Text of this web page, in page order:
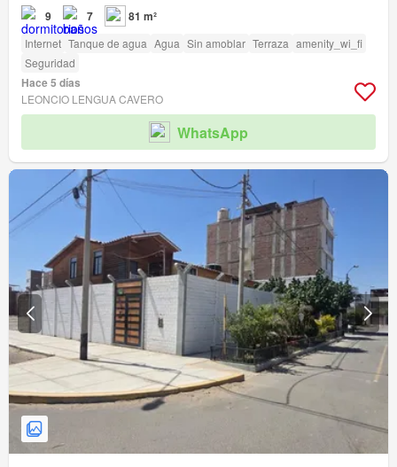
9 7 81 m²
Internet Tanque de agua Agua Sin amoblar Terraza amenity_wi_fi
Seguridad
Hace 5 días
LEONCIO LENGUA CAVERO
WhatsApp